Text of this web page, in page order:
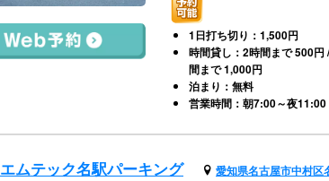
1日打ち切り：1,500円
時間貸し：2時間まで 500円
間まで 1,000円
泊まり：無料
営業時間：朝7:00～夜11:00
エムテック名駅パーキング 愛知県名古屋市中村区